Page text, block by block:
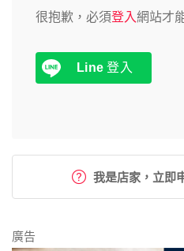
很抱歉，必須登入網站才
Line 登入
我是店家，立即
廣告